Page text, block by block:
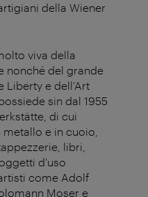
della Wiener
viva della
nonché del grande
Liberty e dell'Art
sin dal 1955
di cui
e in cuoio,
libri,
d'uso
come Adolf
Moser e